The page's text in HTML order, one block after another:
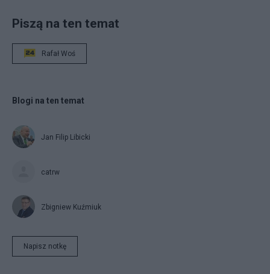
Piszą na ten temat
Rafał Woś
Blogi na ten temat
Jan Filip Libicki
catrw
Zbigniew Kuźmiuk
Napisz notkę